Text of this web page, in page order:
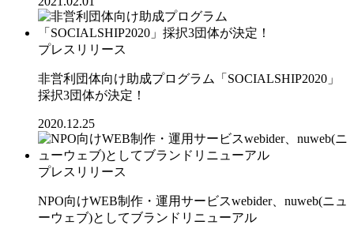
プレスリリース
非営利団体向け助成プログラム「SOCIALSHIP2020」
採択3団体が決定！
2020.12.25
プレスリリース
NPO向けWEB制作・運用サービスwebider、nuweb(ニュ
ーウェブ)としてブランドリニューアル